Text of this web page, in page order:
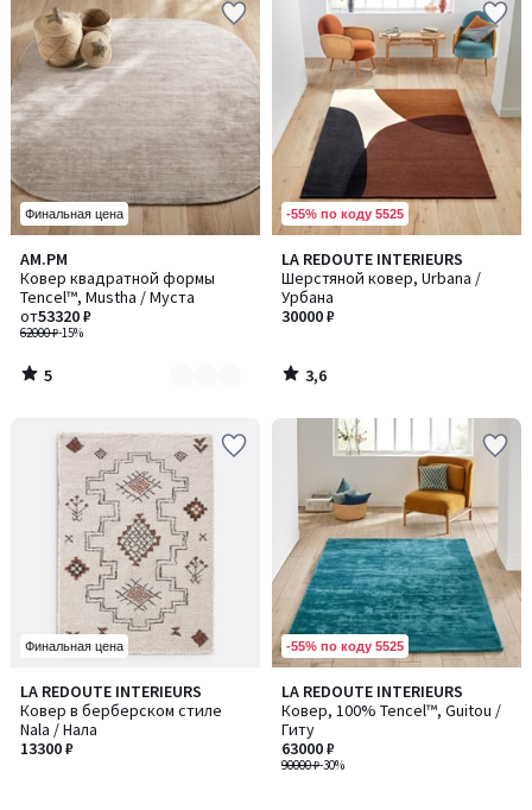
Финальная цена
AM.PM
Ковер квадратной формы
Tencel™, Mustha / Муста
62000 ₽-15%
от53320 ₽
5
/
5
Количество
цветов:
2
5
/
-55% по коду 5525
LA REDOUTE INTERIEURS
Шерстяной ковер, Urbana /
Урбана
30000 ₽
3,6
/ 5
3,6
/
Финальная цена
LA REDOUTE INTERIEURS
Ковер в берберском стиле
Nala / Нала
13300 ₽
-55% по коду 5525
LA REDOUTE INTERIEURS
Ковер, 100% Tencel™, Guitou /
Гиту
90000 ₽-30%
63000 ₽